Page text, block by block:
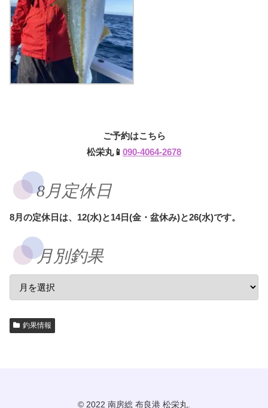
ご予約はこちら
松栄丸📱 090-4064-2678
8月定休日
8月の定休日は、12(水)と14日(金・盆休み)と26(水)です。
月別釣果
釣果情報
© 2022 南房総 布良港 松栄丸.